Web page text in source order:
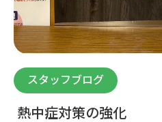
スタッフブログ
熱中症対策の強化